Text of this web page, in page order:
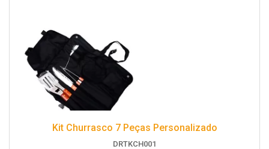
Kit Churrasco 7 Peças Personalizado
DRTKCH001